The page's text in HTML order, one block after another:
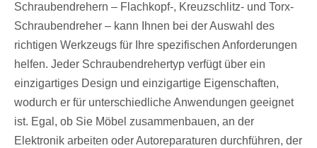
Schraubendrehern – Flachkopf-, Kreuzschlitz- und Torx-
Schraubendreher – kann Ihnen bei der Auswahl des
richtigen Werkzeugs für Ihre spezifischen Anforderungen
helfen. Jeder Schraubendrehertyp verfügt über ein
einzigartiges Design und einzigartige Eigenschaften,
wodurch er für unterschiedliche Anwendungen geeignet
ist. Egal, ob Sie Möbel zusammenbauen, an der
Elektronik arbeiten oder Autoreparaturen durchführen, der